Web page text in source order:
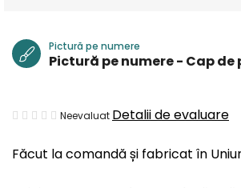
Făcut la comandă și fabricat în
Pictură pe numere
Pictură pe numere - Cap
Evaluarea
a
Neevaluat Detalii de evaluare